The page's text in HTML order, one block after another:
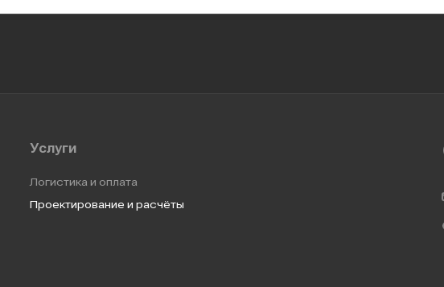
Услуги
Логистика и оплата
Проектирование и расчёты